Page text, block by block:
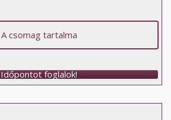
A csomag tartalma
Időpontot foglalok!